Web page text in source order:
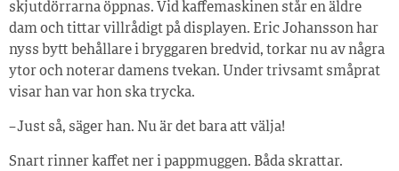
skjutdörrarna öppnas. Vid kaffemaskinen står en äldre
dam och tittar villrådigt på displayen. Eric Johansson har
nyss bytt behållare i bryggaren bredvid, torkar nu av några
ytor och noterar damens tvekan. Under trivsamt småprat
visar han var hon ska trycka.
– Just så, säger han. Nu är det bara att välja!
Snart rinner kaffet ner i pappmuggen. Båda skrattar.